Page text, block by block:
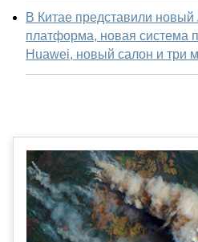
В Китае представили новый
платформа, новая система
Huawei, новый салон и три